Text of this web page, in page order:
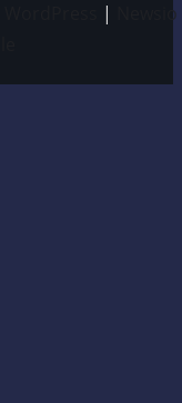
|
Newsio